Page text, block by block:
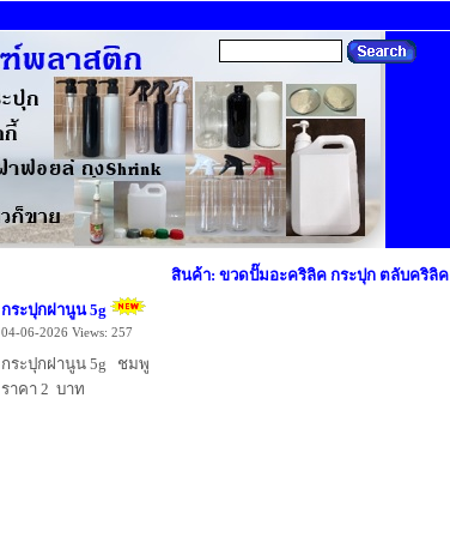
สินค้า: ขวดปั๊มอะคริลิค กระปุก ตลับคริลิค
กระปุกฝานูน 5g
04-06-2026 Views: 257
กระปุกฝานูน 5g ชมพู
ราคา 2 บาท